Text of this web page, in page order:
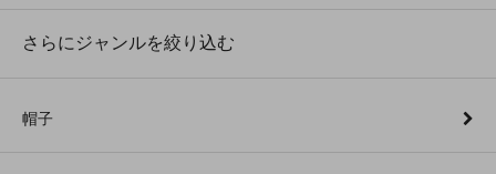
さらにジャンルを絞り込む
帽子